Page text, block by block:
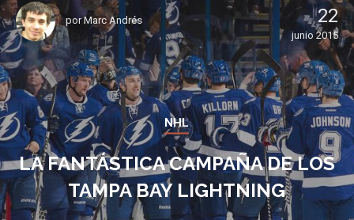
porMarc Andrés 22
junio 2015
NHL
LA FANTÁSTICA CAMPAÑA DE LOS
TAMPA BAY LIGHTNING